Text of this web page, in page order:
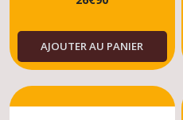
DTURBO - JUNIOR -
ESSENCE - DIESEL
AJOUTER AU PANIER